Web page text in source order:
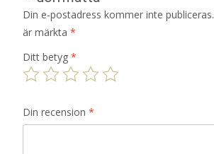
Din e-postadress kommer inte publiceras.
är märkta *
Ditt betyg *
Din recension *